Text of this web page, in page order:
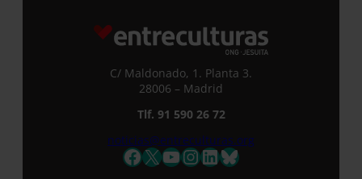
Si quieres recibir nuestra newsletter
mensual y los correos puntuales en los
que te ofrecemos información, no dejes
de completar este formulario. Al
base de datos y podrás estar al tanto de
todas las novedades.
Nombre *
C/ Maldonado, 1. Planta 3.
28006 – Madrid
Tlf. 91 590 26 72
noticias@entreculturas.org
Facebook
X YouTube
Instagram
LinkedIn
Bluesky